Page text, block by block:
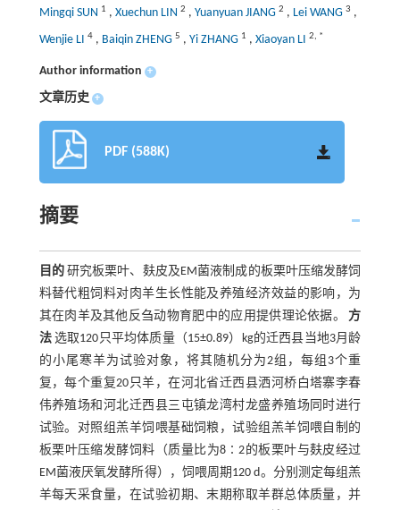
Mingqi SUN 1 , Xuechun LIN 2 , Yuanyuan JIANG 2 , Lei WANG 3 ,
Wenjie LI 4, Baiqin ZHENG 5 , Yi ZHANG 1 , Xiaoyan LI 2, *
Author information +
文章历史 +
PDF (588K)
摘要
目的研究板栗叶、麸皮及EM菌液制成的板栗叶压缩发酵饲
料替代粗饲料对肉羊生长性能及养殖经济效益的影响，为
其在肉羊及其他反刍动物育肥中的应用提供理论依据。方
法选取120只平均体质量（15±0.89）kg的迁西县当地3月龄
的小尾寒羊为试验对象，将其随机分为2组，每组3个重
复，每个重复20只羊，在河北省迁西县洒河桥白塔寨李春
伟养殖场和河北迁西县三屯镇龙湾村龙盛养殖场同时进行
试验。对照组羔羊饲喂基础饲粮，试验组羔羊饲喂自制的
板栗叶压缩发酵饲料（质量比为8∶2的板栗叶与麸皮经过
EM菌液厌氧发酵所得），饲喂周期120 d。分别测定每组羔
羊每天采食量，在试验初期、末期称取羊群总体质量，并